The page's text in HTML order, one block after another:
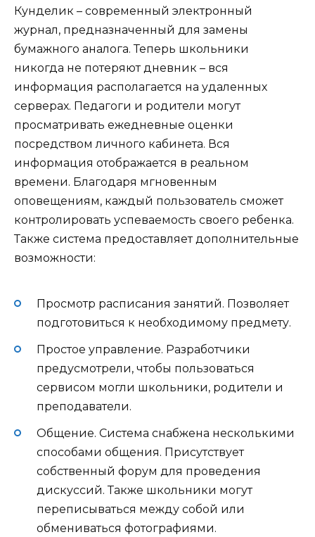
Кунделик – современный электронный
журнал, предназначенный для замены
бумажного аналога. Теперь школьники
никогда не потеряют дневник – вся
информация располагается на удаленных
серверах. Педагоги и родители могут
просматривать ежедневные оценки
посредством личного кабинета. Вся
информация отображается в реальном
времени. Благодаря мгновенным
оповещениям, каждый пользователь сможет
контролировать успеваемость своего ребенка.
Также система предоставляет дополнительные
возможности:
Просмотр расписания занятий. Позволяет
подготовиться к необходимому предмету.
Простое управление. Разработчики
предусмотрели, чтобы пользоваться
сервисом могли школьники, родители и
преподаватели.
Общение. Система снабжена несколькими
способами общения. Присутствует
собственный форум для проведения
дискуссий. Также школьники могут
переписываться между собой или
обмениваться фотографиями.